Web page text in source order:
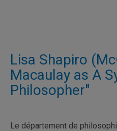
Lisa Shapiro
Macaulay as A
Philosopher"
Le département de